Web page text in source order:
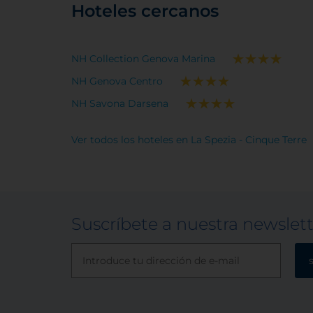
Hoteles cercanos
NH Collection Genova Marina
NH Genova Centro
NH Savona Darsena
Ver todos los hoteles en La Spezia - Cinque Terre
Suscríbete a nuestra